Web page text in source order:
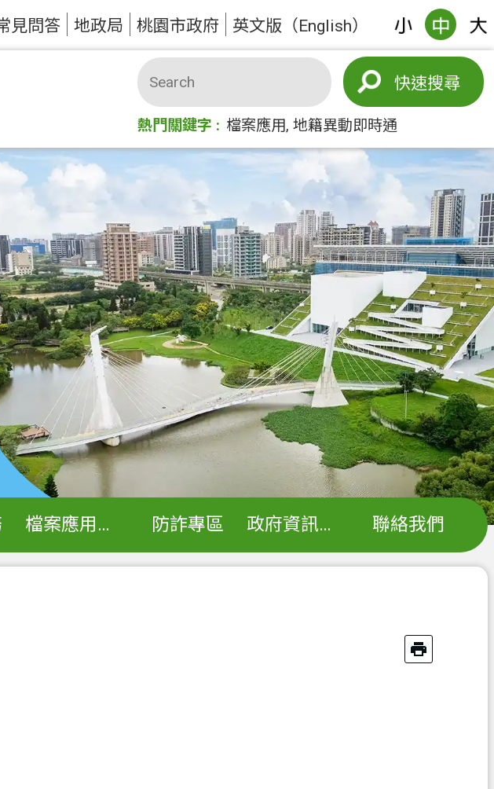
見問答 地政局 桃園市政府 英文版（English）
搜尋
熱門關鍵字 檔案應用 地籍異動即時通
檔案應用專區 防詐專區 政府資訊公開 聯絡我們